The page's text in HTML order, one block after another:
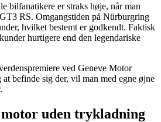
bilfanatikere er straks høje, når man
RS. Omgangstiden på Nürburgring
hvilket bestemt er godkendt. Faktisk
hurtigere end den legendariske
ved Geneve Motor
befinde sig der, vil man med egne øjne
uden trykladning